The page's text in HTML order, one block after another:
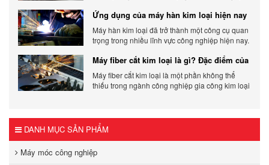
Ứng dụng của máy hàn kim loại hiện nay
Máy hàn kim loại đã trở thành một công cụ quan
trọng trong nhiều lĩnh vực công nghiệp hiện nay.
Máy fiber cắt kim loại là gì? Đặc điểm của
máy fiber
Máy fiber cắt kim loại là một phần không thể
thiếu trong ngành công nghiệp gia công kim loại
DANH MỤC SẢN PHẨM
Máy móc công nghiệp